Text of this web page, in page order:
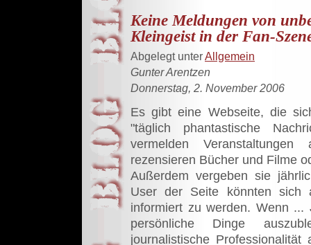
Keine Meldungen von
Kleingeist in der Fan-
Abgelegt unterAllgemein
Gunter Arentzen
Donnerstag, 2. November 2006
Es gibt eine Webseite, die
"täglich phantastische
vermelden
rezensieren Bücher und Filme
Außerdem vergeben sie
User der Seite könnten sich
informiert zu werden. Wenn
persönliche Dinge
journalistische